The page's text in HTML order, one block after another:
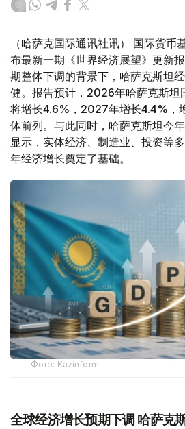
（哈萨克国际通讯社讯） 国际货币
布最新一期《世界经济展望》更新
期整体下调的背景下，哈萨克斯坦
健。报告预计，2026年哈萨克斯坦
将增长4.6%，2027年增长4.4%，
体前列。与此同时，哈萨克斯坦今
显示，实体经济、制造业、投资等
年经济增长奠定了基础。
Фото: Kazinform
全球经济增长预期下调 哈萨克